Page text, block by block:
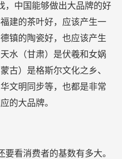
，中国能够做出大品牌的好
建的茶叶好，应该产生一
镇的陶瓷好，也应该产生
水（甘肃）是伏羲和女娲
古）是格斯尔文化之乡、
文明同步等，也都是非常
的大品牌。
要看消费者的基数有多大。